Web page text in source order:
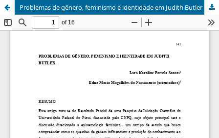
Problemas de gênero, feminismo e identidade em Judith Butler